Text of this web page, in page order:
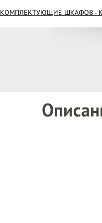
КОМПЛЕКТУЮЩИЕ ШКАФОВ -